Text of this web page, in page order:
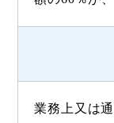
業務上又は